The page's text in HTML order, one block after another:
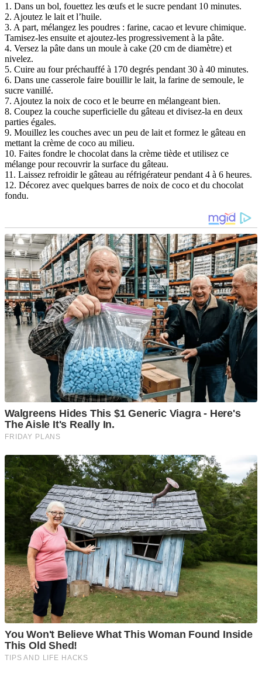
1. Dans un bol, fouettez les œufs et le sucre pendant 10 minutes.
2. Ajoutez le lait et l’huile.
3. A part, mélangez les poudres : farine, cacao et levure chimique.
Tamisez-les ensuite et ajoutez-les progressivement à la pâte.
4. Versez la pâte dans un moule à cake (20 cm de diamètre) et
nivelez.
5. Cuire au four préchauffé à 170 degrés pendant 30 à 40 minutes.
6. Dans une casserole faire bouillir le lait, la farine de semoule, le
sucre vanillé.
7. Ajoutez la noix de coco et le beurre en mélangeant bien.
8. Coupez la couche superficielle du gâteau et divisez-la en deux
parties égales.
9. Mouillez les couches avec un peu de lait et formez le gâteau en
mettant la crème de coco au milieu.
10. Faites fondre le chocolat dans la crème tiède et utilisez ce
mélange pour recouvrir la surface du gâteau.
11. Laissez refroidir le gâteau au réfrigérateur pendant 4 à 6 heures.
12. Décorez avec quelques barres de noix de coco et du chocolat
fondu.